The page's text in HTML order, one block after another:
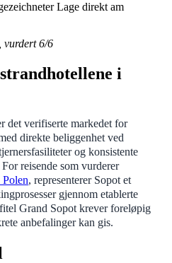
Lage direkt am
vurdert 6/6
i
det verifiserte markedet for
direkte beliggenhet ved
og konsistente
reisende som vurderer
Polen, representerer Sopot et
gjennom etablerte
Grand Sopot krever foreløpig
anbefalinger kan gis.